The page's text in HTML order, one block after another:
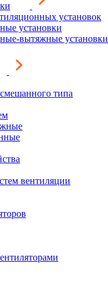
установок
установки
вытяжные установки
типа
вентиляции